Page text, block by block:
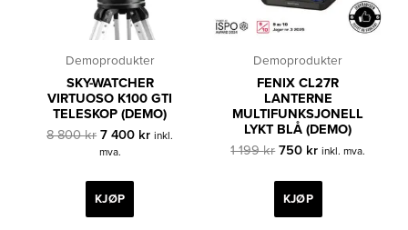
Demoprodukter
SKY-WATCHER
VIRTUOSO K100 GTI
TELESKOP (DEMO)
8 800kr Opprinnelig
pris
8
800 kr.
7 400 krNåværende
inkl.
mva.
KJØP
Demoprodukter
FENIX CL27R
LANTERNE
MULTIFUNKSJONELL
LYKT BLÅ (DEMO)
1 199kr Opprinnelig
var:
750 krNåværende
er:
inkl. mva.
KJØP